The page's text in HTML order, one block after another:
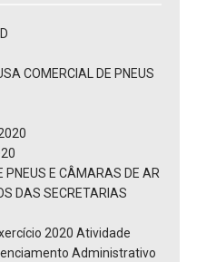
COMERCIAL DE PNEUS
PNEUS E CÂMARAS DE AR
DAS SECRETARIAS
2020 Atividade
Administrativo